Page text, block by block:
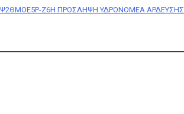
Ψ2ΘΜΟΕ5Ρ-Ζ6Η ΠΡΟΣΛΗΨΗ ΥΔΡΟΝΟΜΕA ΑΡΔΕΥΣΗΣ